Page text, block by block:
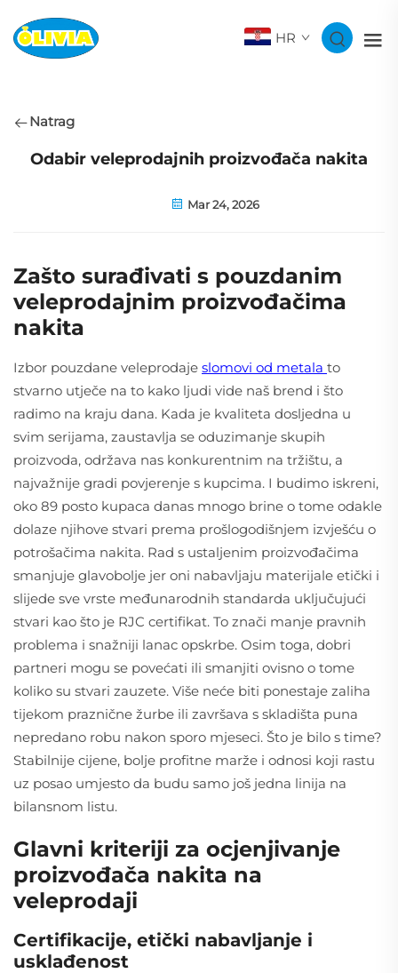
HR
Natrag
Odabir veleprodajnih proizvođača nakita
Mar 24, 2026
Zašto surađivati s pouzdanim
veleprodajnim proizvođačima
nakita
Izbor pouzdane veleprodaje slomovi od metala to
stvarno utječe na to kako ljudi vide naš brend i što
radimo na kraju dana. Kada je kvaliteta dosljedna u
svim serijama, zaustavlja se oduzimanje skupih
proizvoda, održava nas konkurentnim na tržištu, a
najvažnije gradi povjerenje s kupcima. I budimo iskreni,
oko 89 posto kupaca danas mnogo brine o tome odakle
dolaze njihove stvari prema prošlogodišnjem izvješću o
potrošačima nakita. Rad s ustaljenim proizvođačima
smanjuje glavobolje jer oni nabavljaju materijale etički i
slijede sve vrste međunarodnih standarda uključujući
stvari kao što je RJC certifikat. To znači manje pravnih
problema i snažniji lanac opskrbe. Osim toga, dobri
partneri mogu se povećati ili smanjiti ovisno o tome
koliko su stvari zauzete. Više neće biti ponestaje zaliha
tijekom praznične žurbe ili završava s skladišta puna
nepredano robu nakon sporo mjeseci. Što je bilo s time?
Stabilnije cijene, bolje profitne marže i odnosi koji rastu
uz posao umjesto da budu samo još jedna linija na
bilansnom listu.
Glavni kriteriji za ocjenjivanje
proizvođača nakita na
veleprodaji
Certifikacije, etički nabavljanje i
usklađenost